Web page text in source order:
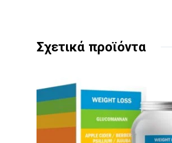
Σχετικά προϊόντα